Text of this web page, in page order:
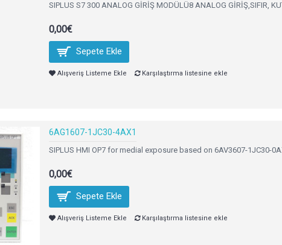
SIPLUS S7 300 ANALOG GİRİŞ MODÜLÜ8 ANALOG GİRİŞ,SIFIR,
0,00€
Sepete Ekle
Alışveriş Listeme Ekle Karşılaştırma listesine ekle
6AG1607-1JC30-4AX1
SIPLUS HMI OP7 for medial exposure based on 6AV3607-1JC30-
0,00€
Sepete Ekle
Alışveriş Listeme Ekle Karşılaştırma listesine ekle